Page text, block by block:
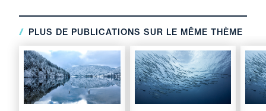
PLUS DE PUBLICATIONS SUR LE MÊME THÈME